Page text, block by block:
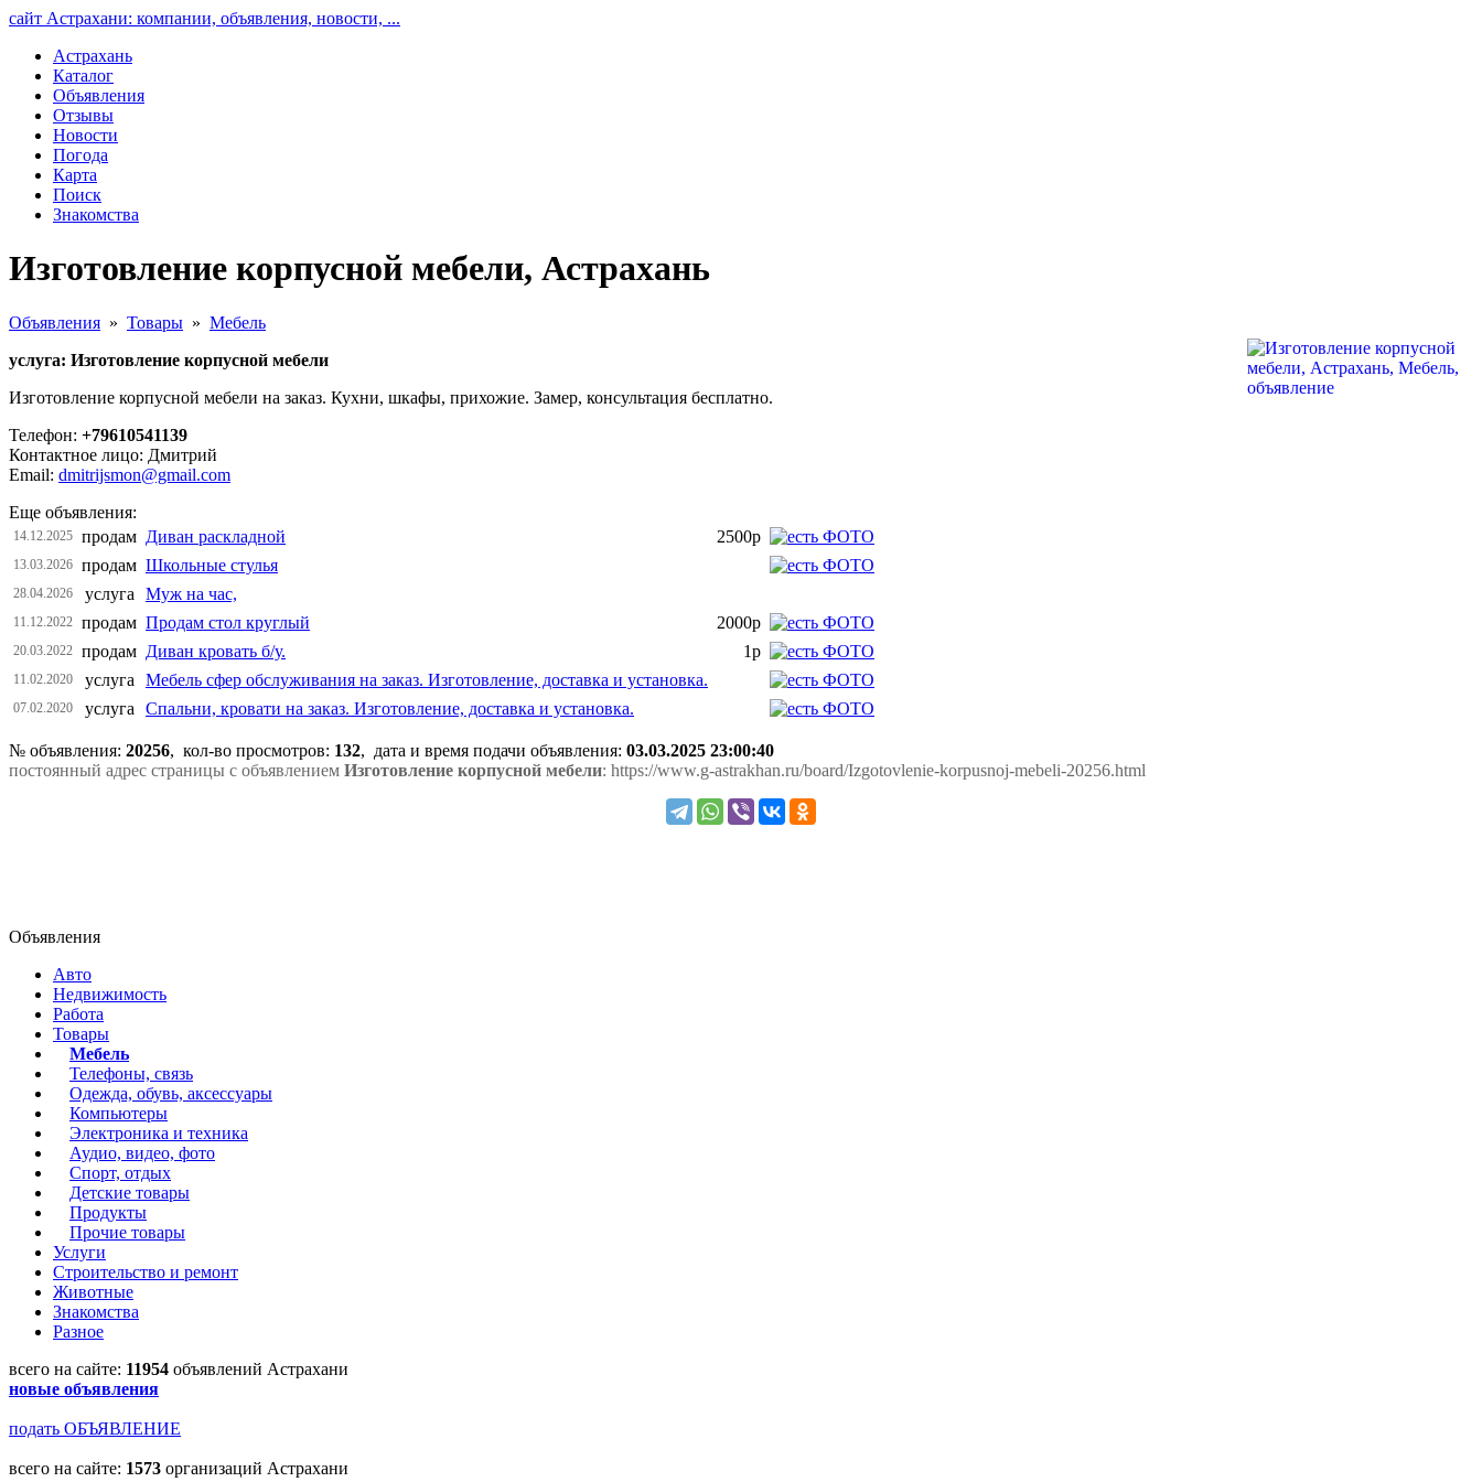
сайт Астрахани: компании, объявления, новости, ...
Астрахань
Каталог
Объявления
Отзывы
Новости
Погода
Карта
Поиск
Знакомства
Изготовление корпусной мебели, Астрахань
Объявления » Товары » Мебель
услуга: Изготовление корпусной мебели
Изготовление корпусной мебели на заказ. Кухни, шкафы, прихожие. Замер, консультация бесплатно.
Телефон: +79610541139
Контактное лицо: Дмитрий
Email: dmitrijsmon@gmail.com
Еще объявления:
14.12.2025 продам Диван раскладной 2500р
13.03.2026 продам Школьные стулья
28.04.2026 услуга Муж на час,
11.12.2022 продам Продам стол круглый 2000р
20.03.2022 продам Диван кровать б/у. 1р
11.02.2020 услуга Мебель сфер обслуживания на заказ. Изготовление, доставка и установка.
07.02.2020 услуга Спальни, кровати на заказ. Изготовление, доставка и установка.
№ объявления: 20256, кол-во просмотров: 132, дата и время подачи объявления: 03.03.2025 23:00:40
постоянный адрес страницы с объявлением Изготовление корпусной мебели: https://www.g-astrakhan.ru/board/Izgotovlenie-korpusnoj-mebeli-20256.html
Объявления
Авто
Недвижимость
Работа
Товары
Мебель
Телефоны, связь
Одежда, обувь, аксессуары
Компьютеры
Электроника и техника
Аудио, видео, фото
Спорт, отдых
Детские товары
Продукты
Прочие товары
Услуги
Строительство и ремонт
Животные
Знакомства
Разное
всего на сайте: 11954 объявлений Астрахани
новые объявления
подать ОБЪЯВЛЕНИЕ
всего на сайте: 1573 организаций Астрахани